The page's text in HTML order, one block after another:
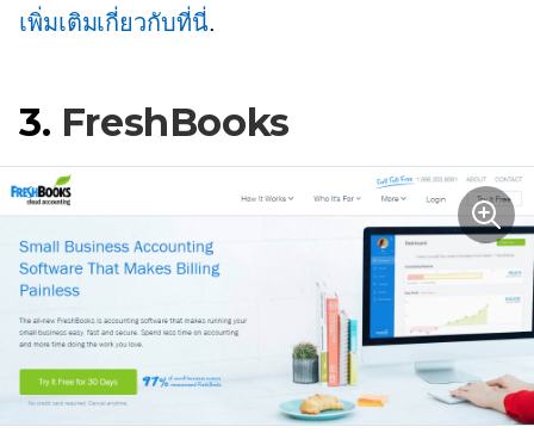
เพิ่มเติมเกี่ยวกับที่นี่.
3. FreshBooks